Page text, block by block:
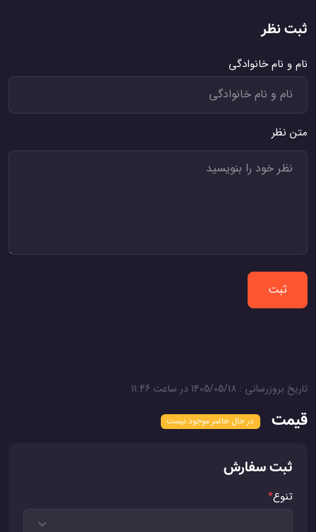
ثبت نظر
نام و نام خانوادگی
متن نظر
ثبت
تاریخ بروزرسانی : 1405/05/18 در ساعت 11:46
قیمت در حال حاضر موجود نیست
ثبت سفارش
تنوع*